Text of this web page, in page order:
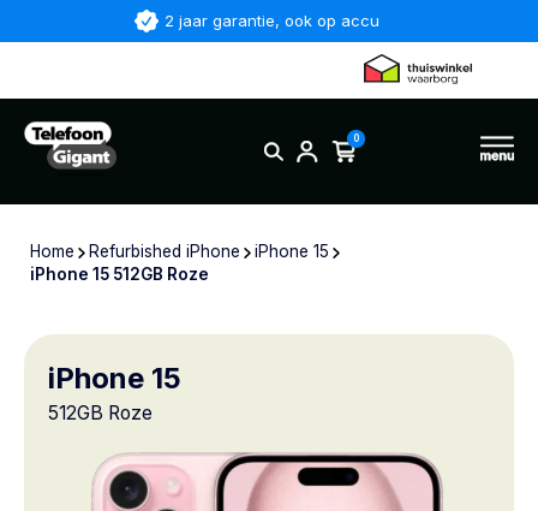
2 jaar garantie, ook op accu
0
Home Refurbished iPhone
iPhone 15
iPhone 15 512GB Roze
iPhone 15
512GB Roze